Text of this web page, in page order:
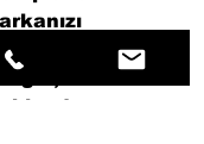
özgün unsurlar
veya